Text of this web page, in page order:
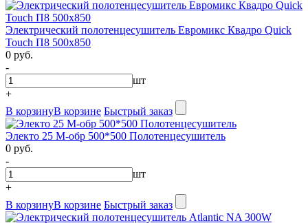
Электрический полотенцесушитель Евромикс Квадро Quick
Touch П8 500х850
0 руб.
-
шт
+
В корзинуВ корзине Быстрый заказ
Электо 25 М-обр 500*500 Полотенцесушитель
0 руб.
-
шт
+
В корзинуВ корзине Быстрый заказ